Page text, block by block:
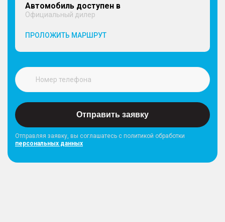
Автомобиль доступен в
Официальный дилер
ПРОЛОЖИТЬ МАРШРУТ
Отправить заявку
Отправляя заявку, вы соглашатесь с политикой обработки
персональных данных